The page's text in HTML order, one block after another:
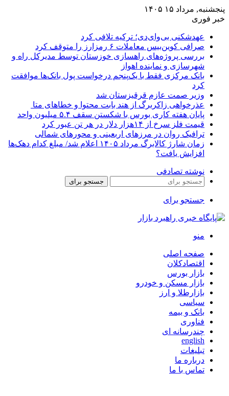
پنجشنبه, مرداد ۱۵ ۱۴۰۵
خبر فوری
عهدشکنی بی‌وای‌دی؛ ترکیه تلافی کرد
صرافی کوین‌بیس معاملات ۶ رمزارز را متوقف کرد
بررسی پروژه‌های راهسازی خوزستان توسط مدیرکل راه و
شهرسازی و نماینده اهواز
بانک مرکزی فقط با یک‌‎پنجم درخواست پول بانک‌ها موافقت
کرد
وزیر صمت عازم قرقیزستان شد
عذرخواهی زاکربرگ از هند بابت محتوا و خطاهای متا
پایان هفته کاری بورس با شکستن سقف ۵.۴ میلیون واحد
قیمت فلز سرخ از ۱۴هزار دلار در هر تن عبور کرد
ترافیک روان در مرزهای اربعینی و محورهای شمالی
زمان شارژ کالابرگ مرداد ۱۴۰۵ اعلام شد/ مبلغ کدام دهک‌ها
افزایش یافت؟
نوشته تصادفی
جستجو برای
جستجو برای
منو
صفحه اصلی
اقتصادکلان
بازار بورس
بازار مسکن و خودرو
بازارطلا و ارز
سیاسی
بانک و بیمه
فناوری
چندرسانه ای
english
تبلیغات
درباره ما
تماس با ما